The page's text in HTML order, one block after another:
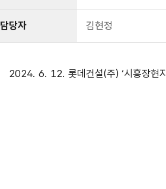
담당자 김현정
2024. 6. 12. 롯데건설(주) ‘시흥장현